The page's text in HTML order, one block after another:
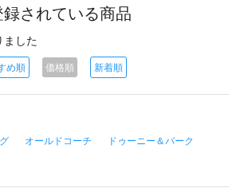
録されている商品
ました
め順 価格順 新着順
オールドコーチ
ドゥーニー＆バーク